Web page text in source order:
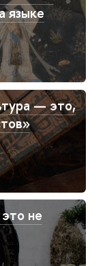
языке
— это,
не